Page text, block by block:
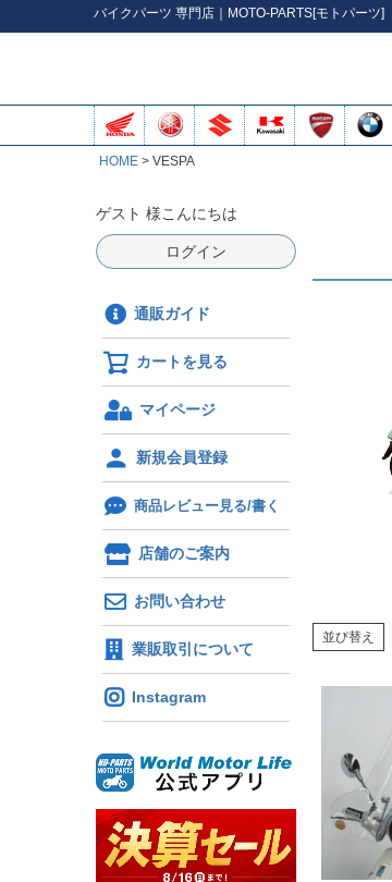
バイクパーツ 専門店｜MOTO-PARTS[モトパーツ]
HOME VESPA
ゲスト 様こんにちは
ログイン
通販ガイド
カートを見る
マイページ
新規会員登録
商品レビュー見る/書く
店舗のご案内
お問い合わせ
業販取引について
Instagram
並び替え